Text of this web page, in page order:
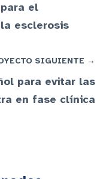
el
esclerosis
SIGUIENTE →
para evitar las
en fase clínica